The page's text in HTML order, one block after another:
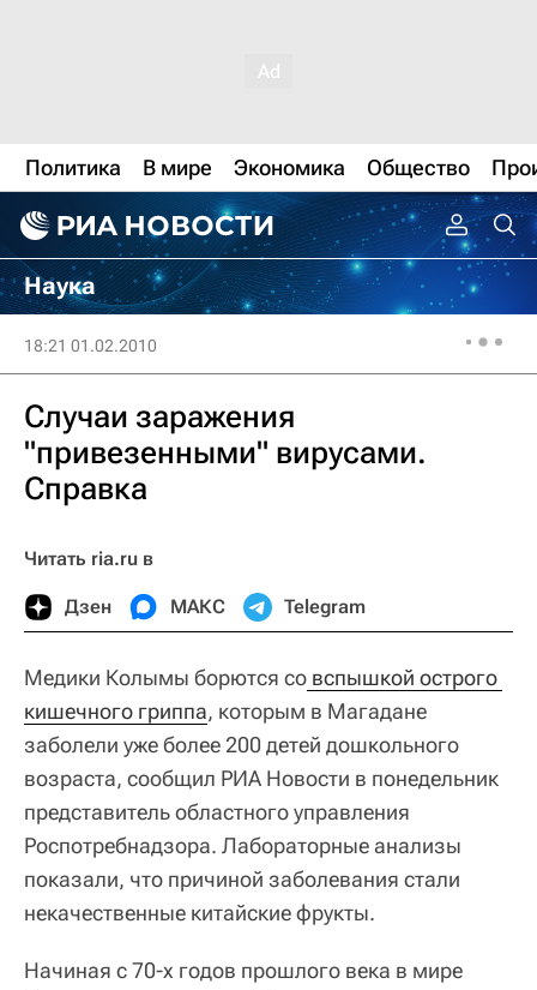
Политика В мире Экономика Общество
Наука
18:21 01.02.2010
Случаи заражения
"привезенными" вирусами.
Справка
Читать ria.ru в
Дзен МАКС Telegram
Медики Колымы борются со вспышкой острого
кишечного гриппа, которым в Магадане
заболели уже более 200 детей дошкольного
возраста, сообщил РИА Новости в понедельник
представитель областного управления
Роспотребнадзора. Лабораторные анализы
показали, что причиной заболевания стали
некачественные китайские фрукты.
Начиная с 70‑х годов прошлого века в мире